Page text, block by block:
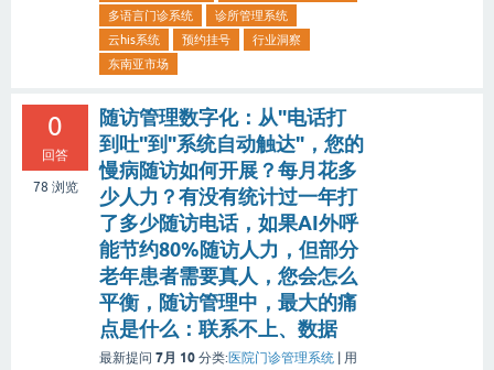
多语言门诊系统
诊所管理系统
云his系统
预约挂号
行业洞察
东南亚市场
0
回答
78 浏览
随访管理数字化：从"电话打
到吐"到"系统自动触达"，您的
慢病随访如何开展？每月花多
少人力？有没有统计过一年打
了多少随访电话，如果AI外呼
能节约80%随访人力，但部分
老年患者需要真人，您会怎么
平衡，随访管理中，最大的痛
点是什么：联系不上、数据
最新提问 7月 10 分类:医院门诊管理系统 | 用